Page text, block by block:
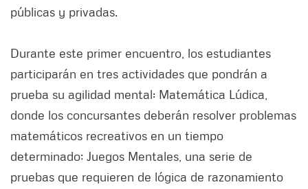
públicas y privadas.
Durante este primer encuentro, los estudiantes
participarán en tres actividades que pondrán a
prueba su agilidad mental: Matemática Lúdica,
donde los concursantes deberán resolver problemas
matemáticos recreativos en un tiempo
determinado; Juegos Mentales, una serie de
pruebas que requieren de lógica de razonamiento